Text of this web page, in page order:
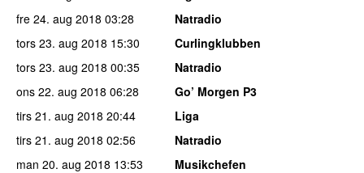
fre 24. aug 2018 03:28
Natradio
tors 23. aug 2018 15:30
Curlingklubben
tors 23. aug 2018 00:35
Natradio
ons 22. aug 2018 06:28
Go’ Morgen P3
tirs 21. aug 2018 20:44
Liga
tirs 21. aug 2018 02:56
Natradio
man 20. aug 2018 13:53
Musikchefen